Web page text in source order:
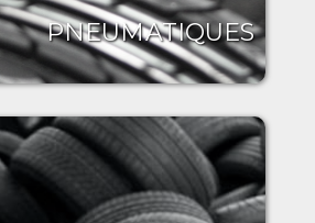
PNEUMATIQUES